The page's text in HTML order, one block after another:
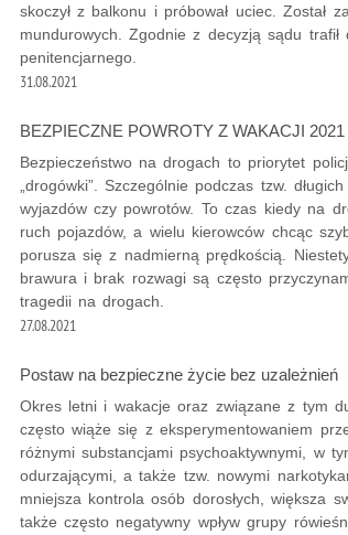
skoczył z balkonu i próbował uciec. Został
mundurowych. Zgodnie z decyzją sądu trafił
penitencjarnego.
31.08.2021
BEZPIECZNE POWROTY Z WAKACJI 2021
Bezpieczeństwo na drogach to priorytet
„drogówki”. Szczególnie podczas tzw.
wyjazdów czy powrotów. To czas kiedy na
ruch pojazdów, a wielu kierowców chcąc
porusza się z nadmierną prędkością.
brawura i brak rozwagi są często
tragedii na drogach.
27.08.2021
Postaw na bezpieczne życie bez uzależnień
Okres letni i wakacje oraz związane z tym
często wiąże się z eksperymentowaniem
różnymi substancjami psychoaktywnymi, w
odurzającymi, a także tzw. nowymi
mniejsza kontrola osób dorosłych, większa
także często negatywny wpływ grupy